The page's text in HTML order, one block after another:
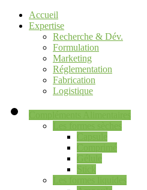
Accueil
Expertise
Recherche & Dév.
Formulation
Marketing
Réglementation
Fabrication
Logistique